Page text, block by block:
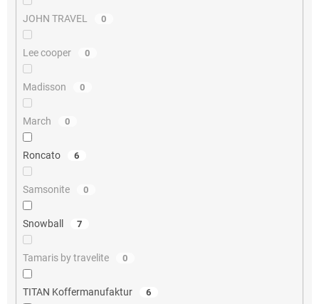
JOHN TRAVEL 0
Lee cooper 0
Madisson 0
March 0
Roncato 6
Samsonite 0
Snowball 7
Tamaris by travelite 0
TITAN Koffermanufaktur 6